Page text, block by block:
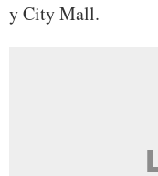
y City Mall.